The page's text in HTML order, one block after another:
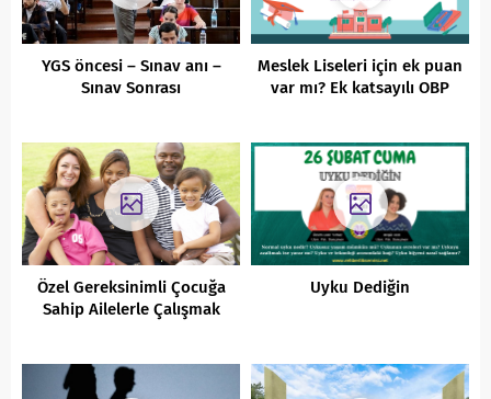
YGS öncesi – Sınav anı –
Sınav Sonrası
Meslek Liseleri için ek puan
var mı? Ek katsayılı OBP
Özel Gereksinimli Çocuğa
Sahip Ailelerle Çalışmak
Uyku Dediğin